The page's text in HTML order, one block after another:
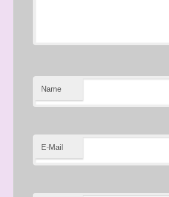
Name
E-Mail